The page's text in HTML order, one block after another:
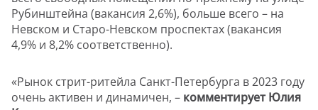
Рубинштейна (вакансия 2,6%), больше всего – на
Невском и Старо-Невском проспектах (вакансия
4,9% и 8,2% соответственно).
«Рынок стрит-ритейла Санкт-Петербурга в 2023 году
очень активен и динамичен, – комментирует Юлия